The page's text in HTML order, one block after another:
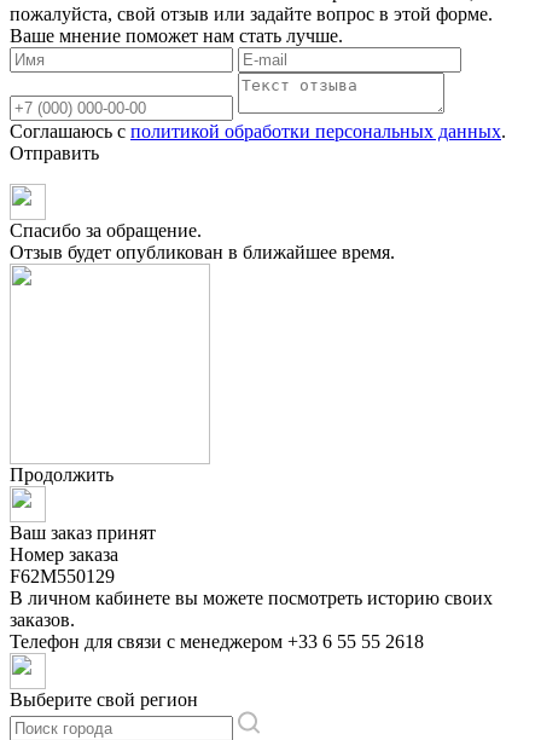
пожалуйста, свой отзыв или задайте вопрос в этой форме.
Ваше мнение поможет нам стать лучше.
Соглашаюсь с политикой обработки персональных данных.
Отправить
Спасибо за обращение.
Отзыв будет опубликован в ближайшее время.
Продолжить
Ваш заказ принят
Номер заказа
F62M550129
В личном кабинете вы можете посмотреть историю своих
заказов.
Телефон для связи с менеджером +33 6 55 55 2618
Выберите свой регион